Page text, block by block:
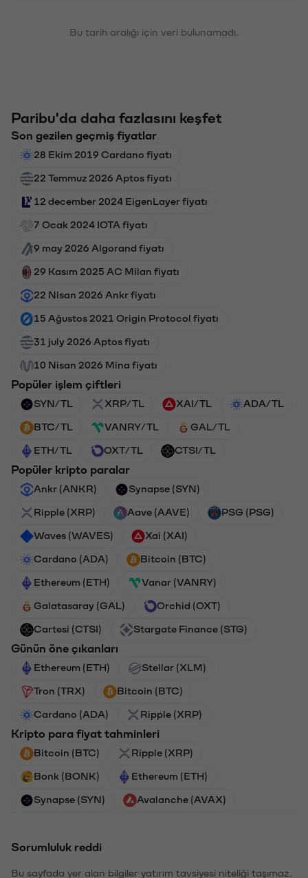
Bu tarih aralığı için veri bulunamadı.
Paribu'da daha fazlasını keşfet
Son gezilen geçmiş fiyatlar
28 Ekim 2019 Cardano fiyatı
22 Temmuz 2026 Aptos fiyatı
12 december 2024 EigenLayer fiyatı
7 Ocak 2024 IOTA fiyatı
9 may 2026 Algorand fiyatı
29 Kasım 2025 AC Milan fiyatı
22 Nisan 2026 Ankr fiyatı
15 Ağustos 2021 Origin Protocol fiyatı
31 july 2026 Aptos fiyatı
10 Nisan 2026 Mina fiyatı
Popüler işlem çiftleri
SYN/TL XRP/TL XAI/TL ADA/TL
BTC/TL VANRY/TL GAL/TL
ETH/TL OXT/TL CTSI/TL
Popüler kripto paralar
Ankr (ANKR) Synapse (SYN)
Ripple (XRP) Aave (AAVE) PSG (PSG)
Waves (WAVES) Xai (XAI)
Cardano (ADA) Bitcoin (BTC)
Ethereum (ETH) Vanar (VANRY)
Galatasaray (GAL) Orchid (OXT)
Cartesi (CTSI) Stargate Finance (STG)
Günün öne çıkanları
Ethereum (ETH) Stellar (XLM)
Tron (TRX) Bitcoin (BTC)
Cardano (ADA) Ripple (XRP)
Kripto para fiyat tahminleri
Bitcoin (BTC) Ripple (XRP)
Bonk (BONK) Ethereum (ETH)
Synapse (SYN) Avalanche (AVAX)
Sorumluluk reddi
Bu sayfada yer alan bilgiler yatırım tavsiyesi niteliği taşımaz.